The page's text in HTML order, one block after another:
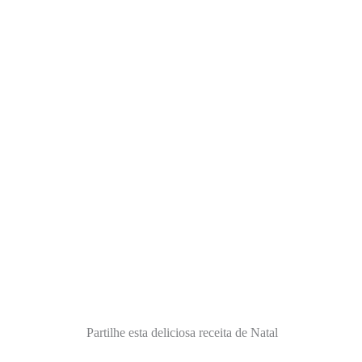
Partilhe esta deliciosa receita de Natal